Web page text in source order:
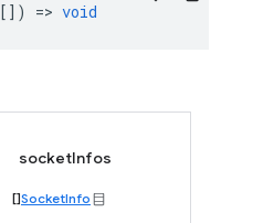
[]) => void
socketInfos
SocketInfo
[]